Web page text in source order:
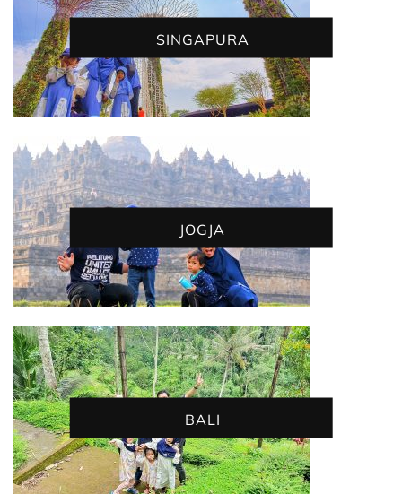
SINGAPURA
JOGJA
BALI